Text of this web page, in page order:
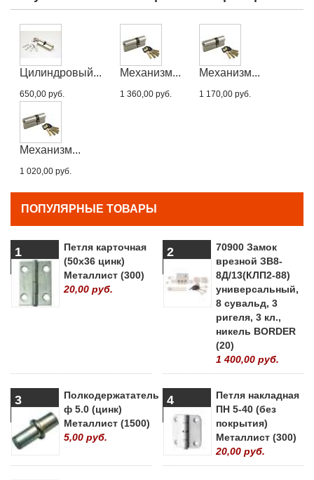
Цилиндровый...
650,00 руб.
Механизм...
1 360,00 руб.
Механизм...
1 170,00 руб.
Механизм...
1 020,00 руб.
ПОПУЛЯРНЫЕ ТОВАРЫ
1
Петля карточная
(50х36 цинк)
Металлист (300)
20,00 руб.
2
70900 Замок
врезной ЗВ8-
8Д/13(КЛП2-88)
универсальный,
8 сувальд, 3
ригеля, 3 кл.,
никель BORDER
(20)
1 400,00 руб.
3
Полкодержататель
ф 5.0 (цинк)
Металлист (1500)
5,00 руб.
4
Петля накладная
ПН 5-40 (без
покрытия)
Металлист (300)
20,00 руб.